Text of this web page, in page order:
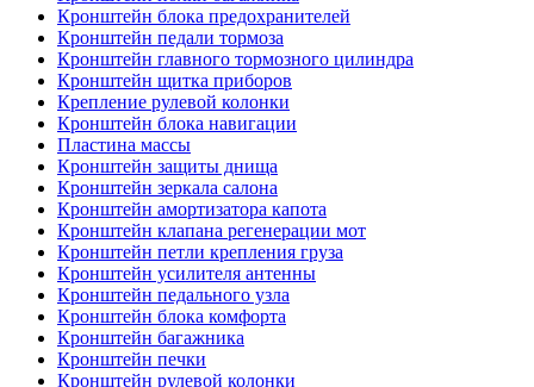
Кронштейн блока предохранителей
Кронштейн педали тормоза
Кронштейн главного тормозного цилиндра
Кронштейн щитка приборов
Крепление рулевой колонки
Кронштейн блока навигации
Пластина массы
Кронштейн защиты днища
Кронштейн зеркала салона
Кронштейн амортизатора капота
Кронштейн клапана регенерации мот
Кронштейн петли крепления груза
Кронштейн усилителя антенны
Кронштейн педального узла
Кронштейн блока комфорта
Кронштейн багажника
Кронштейн печки
Кронштейн рулевой колонки